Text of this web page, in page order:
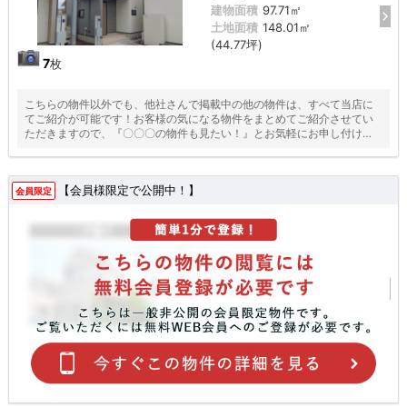
7枚
建物面積 97.71㎡
土地面積 148.01㎡
(44.77坪)
こちらの物件以外でも、他社さんで掲載中の他の物件は、すべて当店に
てご紹介が可能です！お客様の気になる物件をまとめてご紹介させてい
ただきますので、『〇〇〇の物件も見たい！』とお気軽にお申し付けく
会員限定 【会員様限定で公開中！】